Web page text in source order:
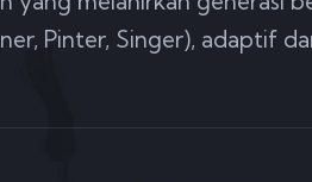
Pinter, Singer), adaptif